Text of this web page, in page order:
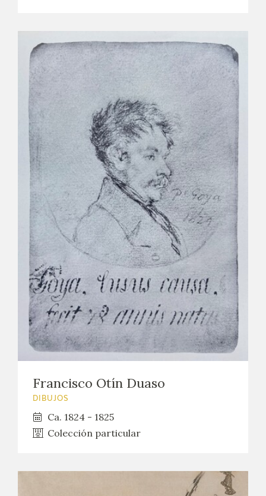
Francisco Otín Duaso
DIBUJOS
Ca. 1824 - 1825
Colección particular